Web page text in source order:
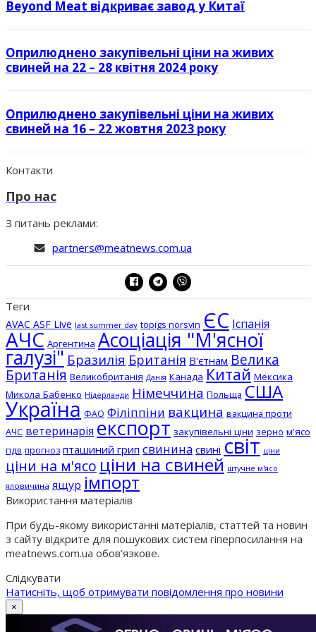
Beyond Meat відкриває завод у Китаї
Оприлюднено закупівельні ціни на живих
свиней на 22 – 28 квітня 2024 року
Оприлюднено закупівельні ціни на живих
свиней на 16 – 22 жовтня 2023 року
Контакти
Про нас
З питань реклами:
partners@meatnews.com.ua
Теги
AVAC ASF Live last summer day topigs norsvin ЄС Іспанія
АЧС Аргентина Асоціація "М'ясної
галузі" Бразилія Британія В'єтнам Велика
Британія Великобританія Данія Канада Китай Мексика
Микола Бабенко Нідерланди Німеччина Польща США
Україна ФАО Філіппіни вакцина вакцина проти
АЧС ветеринарія експорт закупівельні ціни зерно м'ясо
пдв прогноз пташиний грип свинина свині світ ціни
ціни на м'ясо ціни на свиней штучне м'ясо
яловичина ящур імпорт
Використання матеріалів
При будь-якому використанні матеріалів, статтей та новин
з сайту відкрите для пошукових систем гіперпосилання на
meatnews.com.ua обов’язкове.
Слідкувати
Натисніть, щоб отримувати повідомлення про новини
×